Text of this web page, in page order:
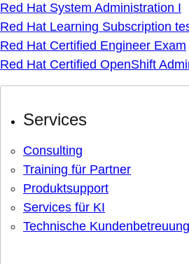
Red Hat System Administration I
Red Hat Learning Subscription
Red Hat Certified Engineer Exam
Red Hat Certified OpenShift
Services
Consulting
Training für Partner
Produktsupport
Services für KI
Technische Kundenbetreuung